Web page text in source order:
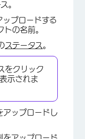
。
ップロードする
の名前。
ステータス。
をクリック
示されま
アップロードし